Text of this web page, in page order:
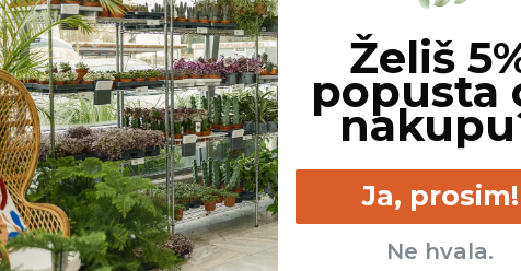
14 cm
Malo - ko se zemlja
popolnoma izsuši.
Lahko
svetlih
Želiš
popusta
Ja, prosim!
Ne hvala.